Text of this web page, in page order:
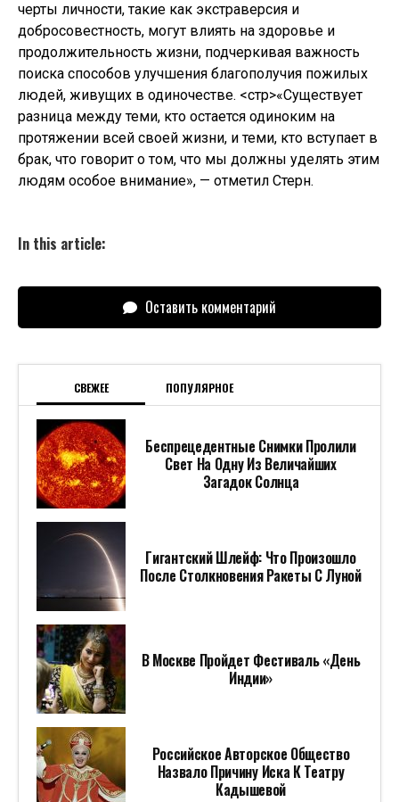
черты личности, такие как экстраверсия и
добросовестность, могут влиять на здоровье и
продолжительность жизни, подчеркивая важность
поиска способов улучшения благополучия пожилых
людей, живущих в одиночестве. <стр>«Существует
разница между теми, кто остается одиноким на
протяжении всей своей жизни, и теми, кто вступает в
брак, что говорит о том, что мы должны уделять этим
людям особое внимание», — отметил Стерн.
In this article:
Оставить комментарий
СВЕЖЕЕ ПОПУЛЯРНОЕ
Беспрецедентные Снимки Пролили
Свет На Одну Из Величайших
Загадок Солнца
Гигантский Шлейф: Что Произошло
После Столкновения Ракеты С Луной
В Москве Пройдет Фестиваль «День
Индии»
Российское Авторское Общество
Назвало Причину Иска К Театру
Кадышевой